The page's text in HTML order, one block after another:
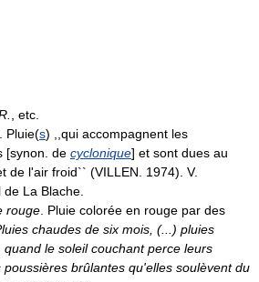
, etc.
. Pluie(s) ,,qui accompagnent les
[synon. de cyclonique] et sont dues au
de l'air froid`` (VILLEN. 1974). V.
de La Blache.
rouge. Pluie colorée en rouge par des
chaudes de six mois, (...) pluies
le soleil couchant perce leurs
brûlantes qu'elles soulèvent du